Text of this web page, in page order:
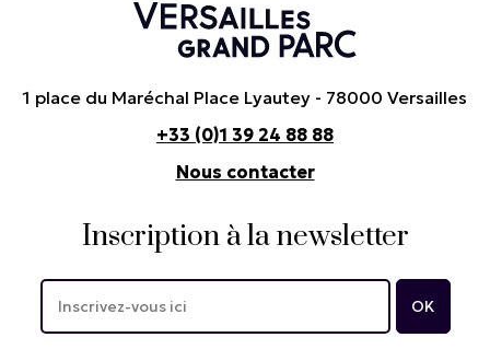
1 place du Maréchal Place Lyautey - 78000 Versailles
+33 (0)1 39 24 88 88
Nous contacter
Inscription à la newsletter